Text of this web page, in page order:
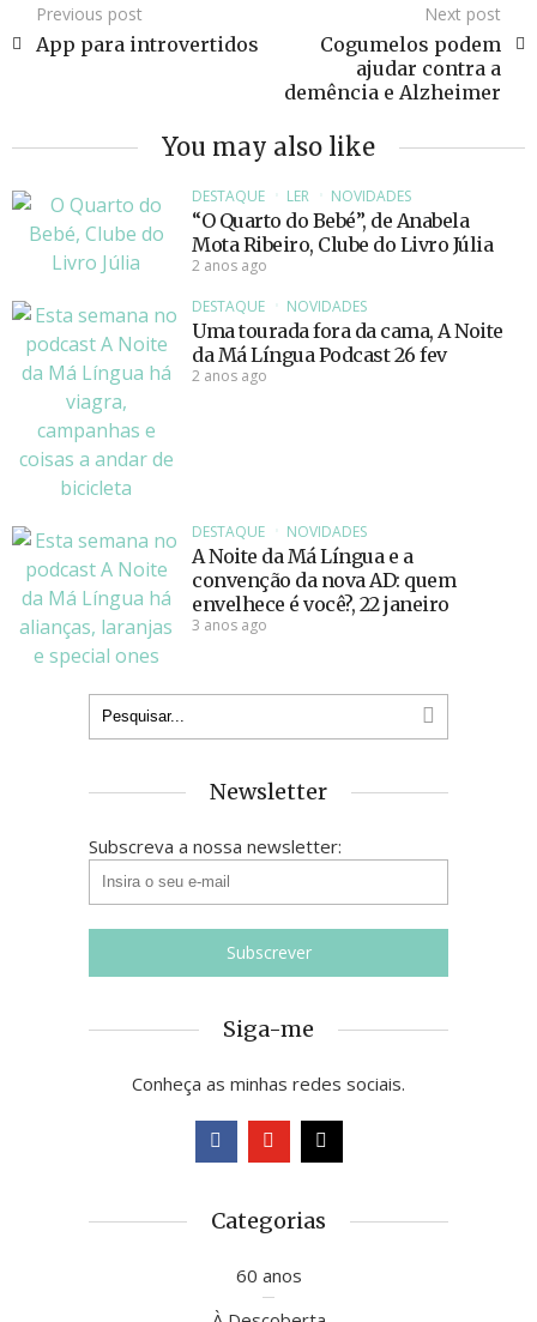
Previous post
App para introvertidos
Next post
Cogumelos podem
ajudar contra a
demência e Alzheimer
You may also like
DESTAQUE LER NOVIDADES
“O Quarto do Bebé”, de Anabela
Mota Ribeiro, Clube do Livro Júlia
2 anos ago
DESTAQUE
NOVIDADES
Uma tourada fora da cama, A Noite
da Má Língua Podcast 26 fev
2 anos ago
DESTAQUE NOVIDADES
A Noite da Má Língua e a
convenção da nova AD: quem
envelhece é você?, 22 janeiro
3 anos ago
Newsletter
Subscreva a nossa newsletter:
Siga-me
Conheça as minhas redes sociais.
Categorias
60 anos